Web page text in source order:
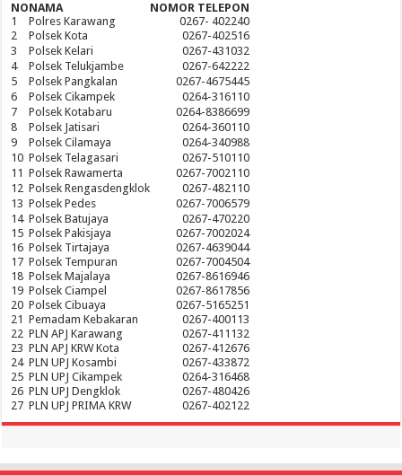
NONAMA
NOMOR TELEPON
1
Polres Karawang
0267- 402240
2
Polsek Kota
0267-402516
3
Polsek Kelari
0267-431032
4
Polsek Telukjambe
0267-642222
5
Polsek Pangkalan
0267-4675445
6
Polsek Cikampek
0264-316110
7
Polsek Kotabaru
0264-8386699
8
Polsek Jatisari
0264-360110
9
Polsek Cilamaya
0264-340988
10 Polsek Telagasari
0267-510110
11 Polsek Rawamerta
0267-7002110
12 Polsek Rengasdengklok
0267-482110
13 Polsek Pedes
0267-7006579
14 Polsek Batujaya
0267-470220
15 Polsek Pakisjaya
0267-7002024
16 Polsek Tirtajaya
0267-4639044
17 Polsek Tempuran
0267-7004504
18 Polsek Majalaya
0267-8616946
19 Polsek Ciampel
0267-8617856
20 Polsek Cibuaya
0267-5165251
21 Pemadam Kebakaran
0267-400113
22 PLN APJ Karawang
0267-411132
23 PLN APJ KRW Kota
0267-412676
24 PLN UPJ Kosambi
0267-433872
25 PLN UPJ Cikampek
0264-316468
26 PLN UPJ Dengklok
0267-480426
27 PLN UPJ PRIMA KRW 0267-402122